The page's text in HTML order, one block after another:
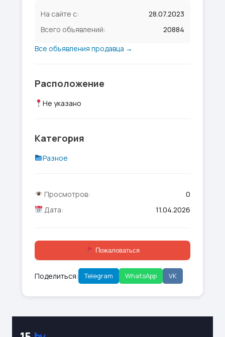
На сайте с:
28.07.2023
Всего объявлений:
20884
Все объявления продавца →
Расположение
Не указано
Категория
Разное
Просмотров:
0
Дата:
11.04.2026
Пожаловаться
Поделиться: Telegram WhatsApp VK